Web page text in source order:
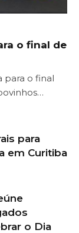
o final de
para o final
para
em Curitiba
o Dia